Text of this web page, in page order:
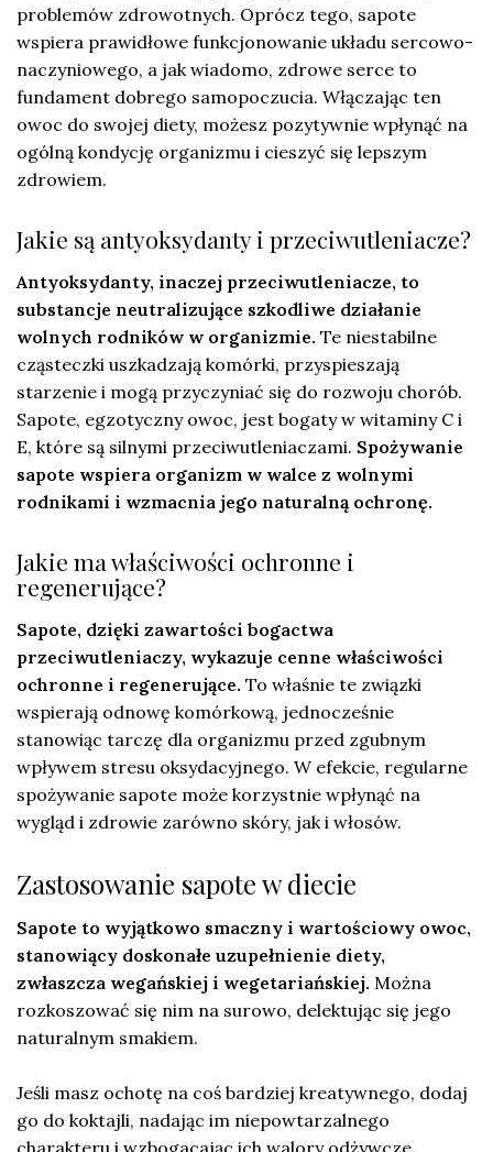
problemów zdrowotnych. Oprócz tego, sapote
wspiera prawidłowe funkcjonowanie układu sercowo-
naczyniowego, a jak wiadomo, zdrowe serce to
fundament dobrego samopoczucia. Włączając ten
owoc do swojej diety, możesz pozytywnie wpłynąć na
ogólną kondycję organizmu i cieszyć się lepszym
zdrowiem.
Jakie są antyoksydanty i przeciwutleniacze?
Antyoksydanty, inaczej przeciwutleniacze, to
substancje neutralizujące szkodliwe działanie
wolnych rodników w organizmie. Te niestabilne
cząsteczki uszkadzają komórki, przyspieszają
starzenie i mogą przyczyniać się do rozwoju chorób.
Sapote, egzotyczny owoc, jest bogaty w witaminy C i
E, które są silnymi przeciwutleniaczami. Spożywanie
sapote wspiera organizm w walce z wolnymi
rodnikami i wzmacnia jego naturalną ochronę.
Jakie ma właściwości ochronne i
regenerujące?
Sapote, dzięki zawartości bogactwa
przeciwutleniaczy, wykazuje cenne właściwości
ochronne i regenerujące. To właśnie te związki
wspierają odnowę komórkową, jednocześnie
stanowiąc tarczę dla organizmu przed zgubnym
wpływem stresu oksydacyjnego. W efekcie, regularne
spożywanie sapote może korzystnie wpłynąć na
wygląd i zdrowie zarówno skóry, jak i włosów.
Zastosowanie sapote w diecie
Sapote to wyjątkowo smaczny i wartościowy owoc,
stanowiący doskonałe uzupełnienie diety,
zwłaszcza wegańskiej i wegetariańskiej. Można
rozkoszować się nim na surowo, delektując się jego
naturalnym smakiem.
Jeśli masz ochotę na coś bardziej kreatywnego, dodaj
go do koktajli, nadając im niepowtarzalnego
charakteru i wzbogacając ich walory odżywcze.